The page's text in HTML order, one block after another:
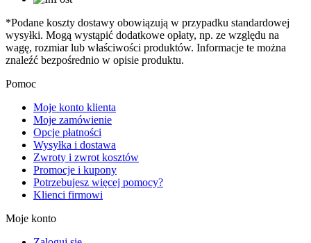
*Podane koszty dostawy obowiązują w przypadku standardowej
wysyłki. Mogą wystąpić dodatkowe opłaty, np. ze względu na
wagę, rozmiar lub właściwości produktów. Informacje te można
znaleźć bezpośrednio w opisie produktu.
Pomoc
Moje konto klienta
Moje zamówienie
Opcje płatności
Wysyłka i dostawa
Zwroty i zwrot kosztów
Promocje i kupony
Potrzebujesz więcej pomocy?
Klienci firmowi
Moje konto